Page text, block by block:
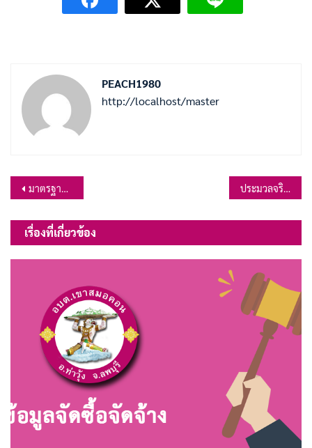
PEACH1980
http://localhost/master
แนะแนว
เรื่อง
มาตรฐานทั่วไปเกี่ยวกับการคัดเลือกกรณีที่มีเหตุพิเศษที่ไม่จำเป็นต้องสอบแข่งขัน พ.ศ.2563 ประมวลจริยธรรมพนักงานส่วนท้องถิ่น
เรื่องที่เกี่ยวข้อง